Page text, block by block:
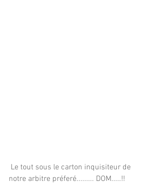
notre arbitre préferé......... DOM.....!!